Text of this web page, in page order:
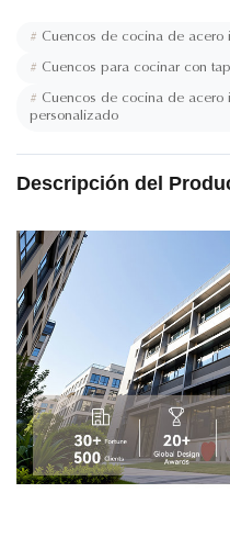
# Cuencos de cocina de acero
# Cuencos para cocinar con
# Cuencos de cocina de
personalizado
Descripción del